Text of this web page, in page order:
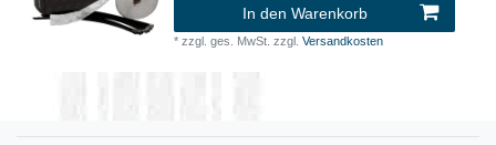
In den Warenkorb
*zzgl. ges. MwSt. zzgl.Versandkosten